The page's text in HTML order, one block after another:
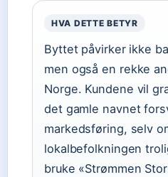
HVA DETTE BETYR
Byttet påvirker ikke
men også en rekke
Norge. Kundene vil
det gamle navnet
markedsføring, selv
lokalbefolkningen
bruke «Strømmen